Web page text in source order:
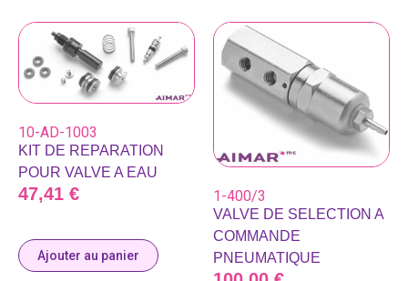
10-AD-1003
KIT DE REPARATION
POUR VALVE A EAU
47,41 €
Ajouter au panier
1-400/3
VALVE DE SELECTION A
COMMANDE
PNEUMATIQUE